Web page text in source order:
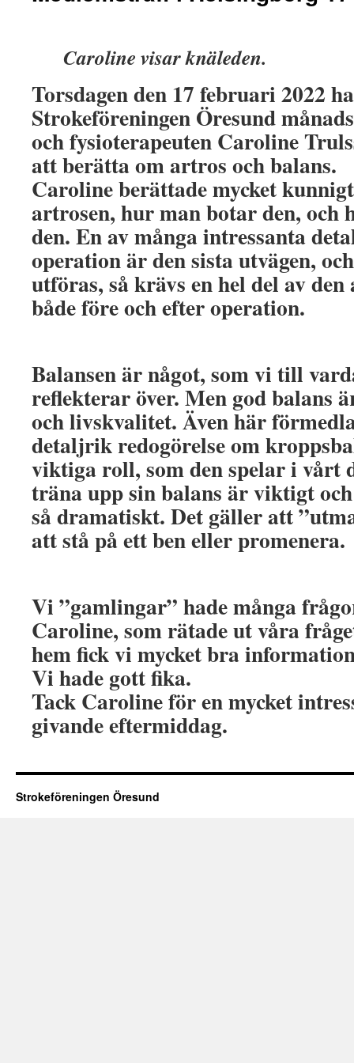
Caroline visar knäleden.
Torsdagen den 17 februari 2022
Strokeföreningen Öresund
och fysioterapeuten Caroline
att berätta om artros och balans.
Caroline berättade mycket
artrosen, hur man botar den, och
den. En av många intressanta
operation är den sista utvägen,
utföras, så krävs en hel del av
både före och efter operation.
Balansen är något, som vi till
reflekterar över. Men god balans
och livskvalitet. Även här
detaljrik redogörelse om
viktiga roll, som den spelar i vårt
träna upp sin balans är viktigt
så dramatiskt. Det gäller att
att stå på ett ben eller promenera.
Vi ”gamlingar” hade många
Caroline, som rätade ut våra
hem fick vi mycket bra
Vi hade gott fika.
Tack Caroline för en mycket
givande eftermiddag.
Strokeföreningen Öresund